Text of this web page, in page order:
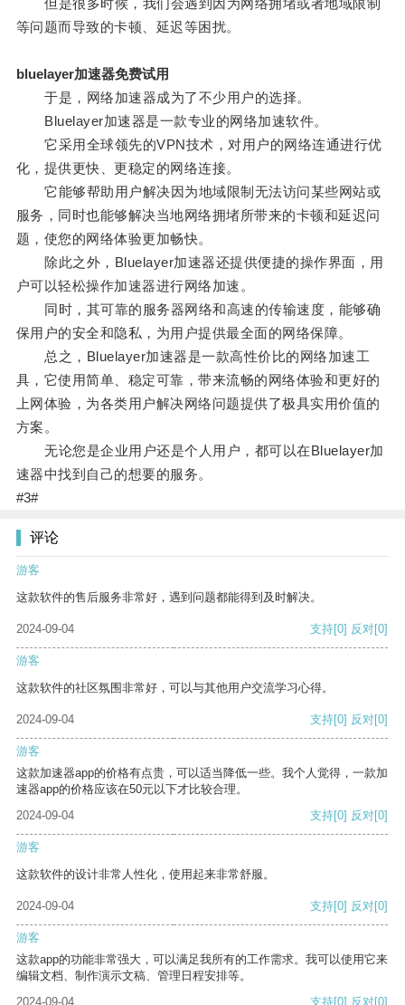
但是很多时候，我们会遇到因为网络拥堵或者地域限制
等问题而导致的卡顿、延迟等困扰。
bluelayer加速器免费试用
于是，网络加速器成为了不少用户的选择。
Bluelayer加速器是一款专业的网络加速软件。
它采用全球领先的VPN技术，对用户的网络连通进行优
化，提供更快、更稳定的网络连接。
它能够帮助用户解决因为地域限制无法访问某些网站或
服务，同时也能够解决当地网络拥堵所带来的卡顿和延迟问
题，使您的网络体验更加畅快。
除此之外，Bluelayer加速器还提供便捷的操作界面，用
户可以轻松操作加速器进行网络加速。
同时，其可靠的服务器网络和高速的传输速度，能够确
保用户的安全和隐私，为用户提供最全面的网络保障。
总之，Bluelayer加速器是一款高性价比的网络加速工
具，它使用简单、稳定可靠，带来流畅的网络体验和更好的
上网体验，为各类用户解决网络问题提供了极具实用价值的
方案。
无论您是企业用户还是个人用户，都可以在Bluelayer加
速器中找到自己的想要的服务。
#3#
评论
游客
这款软件的售后服务非常好，遇到问题都能得到及时解决。
2024-09-04 支持[0] 反对[0]
游客
这款软件的社区氛围非常好，可以与其他用户交流学习心得。
2024-09-04 支持[0] 反对[0]
游客
这款加速器app的价格有点贵，可以适当降低一些。我个人觉得，一款加
速器app的价格应该在50元以下才比较合理。
2024-09-04
支持[0] 反对[0]
游客
这款软件的设计非常人性化，使用起来非常舒服。
2024-09-04 支持[0] 反对[0]
游客
这款app的功能非常强大，可以满足我所有的工作需求。我可以使用它来
编辑文档、制作演示文稿、管理日程安排等。
2024-09-04
支持[0] 反对[0]